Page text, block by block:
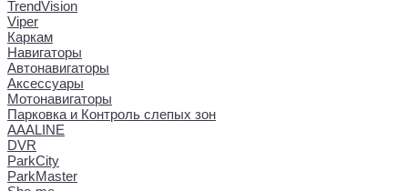
TrendVision
Viper
Каркам
Навигаторы
Автонавигаторы
Аксессуары
Мотонавигаторы
Парковка и Контроль слепых зон
AAALINE
DVR
ParkCity
ParkMaster